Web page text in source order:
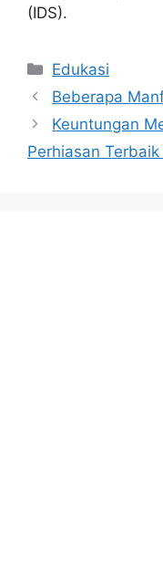
(IDS).
Categories
Edukasi
Beberapa
Keuntungan
Perhiasan Terbaik